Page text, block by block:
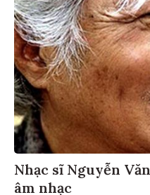
Nhạc sĩ Nguyễn
âm nhạc